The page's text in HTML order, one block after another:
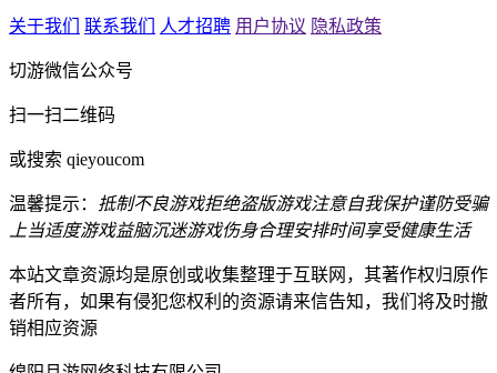
关于我们 联系我们 人才招聘 用户协议 隐私政策
切游微信公众号
扫一扫二维码
或搜索 qieyoucom
温馨提示： 抵制不良游戏拒绝盗版游戏注意自我保护谨防受骗
上当适度游戏益脑沉迷游戏伤身合理安排时间享受健康生活
本站文章资源均是原创或收集整理于互联网，其著作权归原作
者所有，如果有侵犯您权利的资源请来信告知，我们将及时撤
销相应资源